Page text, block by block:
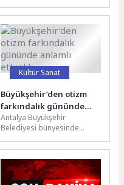
Ballıkuyu Semt Merkezi ve
Beştepeler Sosyal...
Kültür Sanat
Büyükşehir’den otizm
farkındalık gününde
anlamlı etkinlik
Antalya Büyükşehir
Belediyesi bünyesinde
Büyükşehir Özel Eğitim Okulu
ve Rehabilitasyon Merkezi,
2...